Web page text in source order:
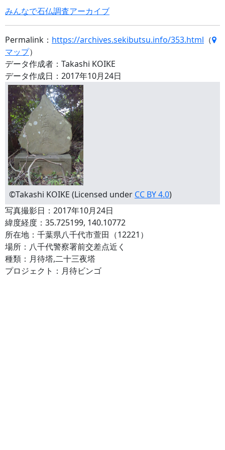
みんなで石仏調査アーカイブ
Permalink： https://archives.sekibutsu.info/353.html （
マップ）
データ作成者：Takashi KOIKE
データ作成日：2017年10月24日
©Takashi KOIKE (Licensed under CC BY 4.0)
写真撮影日：2017年10月24日
緯度経度：35.725199, 140.10772
所在地：千葉県八千代市萱田（12221）
場所：八千代警察署前交差点近く
種類：月待塔,二十三夜塔
プロジェクト：月待ビンゴ